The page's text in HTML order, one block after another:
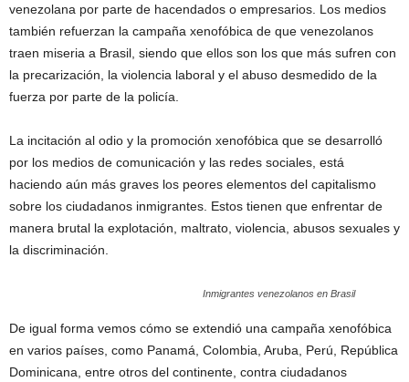
venezolana por parte de hacendados o empresarios. Los medios
también refuerzan la campaña xenofóbica de que venezolanos
traen miseria a Brasil, siendo que ellos son los que más sufren con
la precarización, la violencia laboral y el abuso desmedido de la
fuerza por parte de la policía.
La incitación al odio y la promoción xenofóbica que se desarrolló
por los medios de comunicación y las redes sociales, está
haciendo aún más graves los peores elementos del capitalismo
sobre los ciudadanos inmigrantes. Estos tienen que enfrentar de
manera brutal la explotación, maltrato, violencia, abusos sexuales y
la discriminación.
Inmigrantes venezolanos en Brasil
De igual forma vemos cómo se extendió una campaña xenofóbica
en varios países, como Panamá, Colombia, Aruba, Perú, República
Dominicana, entre otros del continente, contra ciudadanos